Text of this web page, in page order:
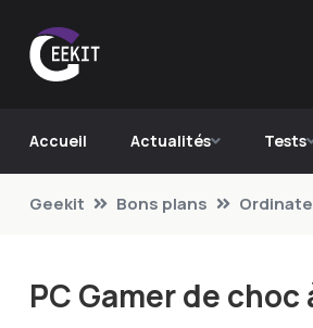
Accueil Actualités Tests
Geekit Bons plans
PC Gamer de